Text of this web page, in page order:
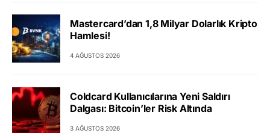
Mastercard’dan 1,8 Milyar Dolarlık Kripto
Hamlesi!
4 AĞUSTOS 2026
Coldcard Kullanıcılarına Yeni Saldırı
Dalgası: Bitcoin’ler Risk Altında
3 AĞUSTOS 2026